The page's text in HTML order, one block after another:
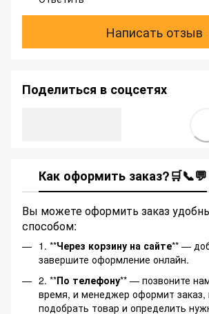
Написать отзыв
Поделиться в соцсетях
Как оформить заказ?🛒📞💬
Вы можете оформить заказ
способом:
1. **Через корзину на сайте** —
завершите оформление онлайн.
2. **По телефону** — позвоните
время, и менеджер оформит
подобрать товар и определить